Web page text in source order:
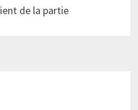
de la partie